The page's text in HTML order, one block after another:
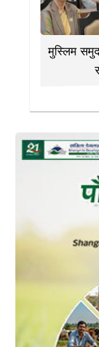
मुस्लिम